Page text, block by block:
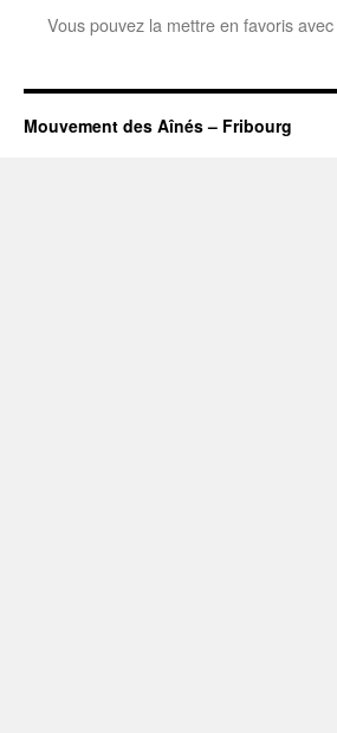
Vous pouvez la mettre en favoris avec
Mouvement des Aînés – Fribourg